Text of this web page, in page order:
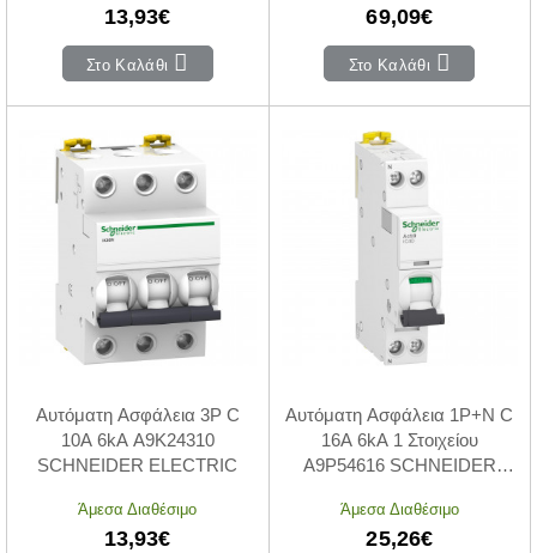
13,93€
Στο Καλάθι
69,09€
Στο Καλάθι
Αυτόματη Ασφάλεια 3P C
10A 6kA A9K24310
SCHNEIDER ELECTRIC
Άμεσα Διαθέσιμο
13,93€
Αυτόματη Ασφάλεια 1P+N C
16A 6kA 1 Στοιχείου
A9P54616 SCHNEIDER
Άμεσα Διαθέσιμο
25,26€